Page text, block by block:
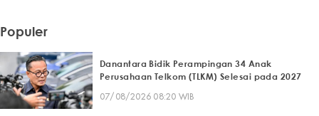
Populer
Danantara Bidik Perampingan 34 Anak
Perusahaan Telkom (TLKM) Selesai pada 2027
07/08/2026 08:20 WIB